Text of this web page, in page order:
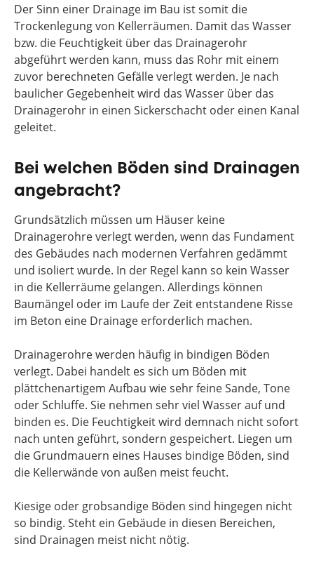
Der Sinn einer Drainage im Bau ist somit die
Trockenlegung von Kellerräumen. Damit das Wasser
bzw. die Feuchtigkeit über das Drainagerohr
abgeführt werden kann, muss das Rohr mit einem
zuvor berechneten Gefälle verlegt werden. Je nach
baulicher Gegebenheit wird das Wasser über das
Drainagerohr in einen Sickerschacht oder einen Kanal
geleitet.
Bei welchen Böden sind Drainagen
angebracht?
Grundsätzlich müssen um Häuser keine
Drainagerohre verlegt werden, wenn das Fundament
des Gebäudes nach modernen Verfahren gedämmt
und isoliert wurde. In der Regel kann so kein Wasser
in die Kellerräume gelangen. Allerdings können
Baumängel oder im Laufe der Zeit entstandene Risse
im Beton eine Drainage erforderlich machen.
Drainagerohre werden häufig in bindigen Böden
verlegt. Dabei handelt es sich um Böden mit
plättchenartigem Aufbau wie sehr feine Sande, Tone
oder Schluffe. Sie nehmen sehr viel Wasser auf und
binden es. Die Feuchtigkeit wird demnach nicht sofort
nach unten geführt, sondern gespeichert. Liegen um
die Grundmauern eines Hauses bindige Böden, sind
die Kellerwände von außen meist feucht.
Kiesige oder grobsandige Böden sind hingegen nicht
so bindig. Steht ein Gebäude in diesen Bereichen,
sind Drainagen meist nicht nötig.